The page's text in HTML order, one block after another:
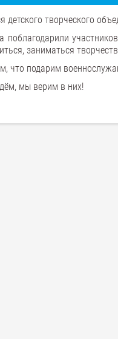
детского творческого
поблагодарили
заниматься
что подарим
мы верим в них!